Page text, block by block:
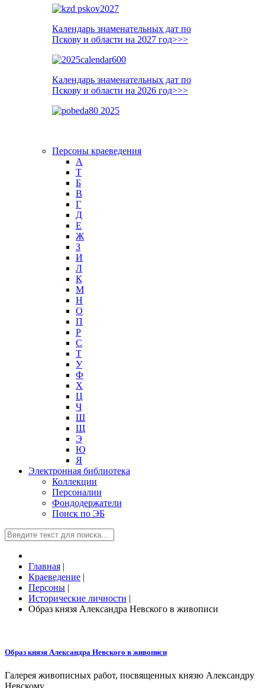
Календарь знаменательных дат по
Пскову и области на 2027 год>>>
Календарь знаменательных дат по
Пскову и области на 2026 год>>>
Персоны краеведения
А
T
Б
В
Г
Д
Е
Ж
З
И
Л
К
М
Н
О
П
Р
С
Т
У
Ф
Х
Ц
Ч
Ш
Щ
Э
Ю
Я
Электронная библиотека
Коллекции
Персоналии
Фондодержатели
Поиск по ЭБ
Главная |
Краеведение |
Персоны |
Исторические личности |
Образ князя Александра Невского в живописи
Образ князя Александра Невского в живописи
Галерея живописных работ, посвященных князю Александру